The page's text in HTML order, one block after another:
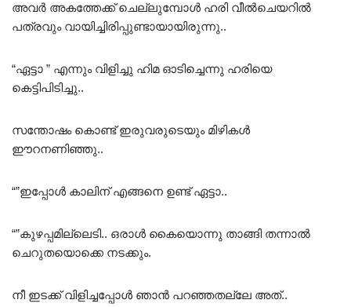
അവർ അകത്തേക്ക് ചെല്ലുമ്പോൾ ഹരി വീൽചെയറിൽ
പത്രവും വായിച്ചിരിപ്പുണ്ടായായിരുന്നു..
“ഏട്ടാ ” എന്നും വിളിച്ചു ഹിമ ഓടിച്ചെന്നു ഹരിയെ
കെട്ടിപിടിച്ചു..
സന്തോഷം കൊണ്ട് ഇരുവരുടെയും മിഴികൾ
ഈറനണിഞ്ഞു..
“”ഇപ്പോൾ കാലിന് എങ്ങനെ ഉണ്ട് ഏട്ടാ..
“”കുഴപ്പമില്ലെടി.. ഒരാൾ കൈയൊന്നു താങ്ങി തന്നാൽ
ചെറുതയൊക്കെ നടക്കും.
നീ ഇടക്ക് വിളിച്ചപ്പോൾ ഞാൻ പറഞ്ഞതല്ലേ അത്..